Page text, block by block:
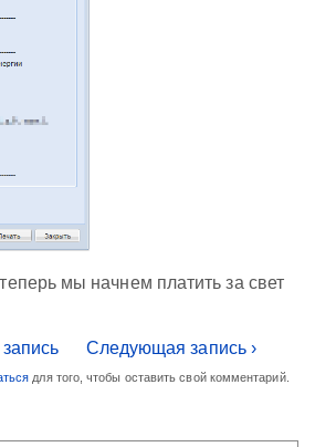
мы начнем платить за свет
Следующая запись ›
для того, чтобы оставить свой комментарий.